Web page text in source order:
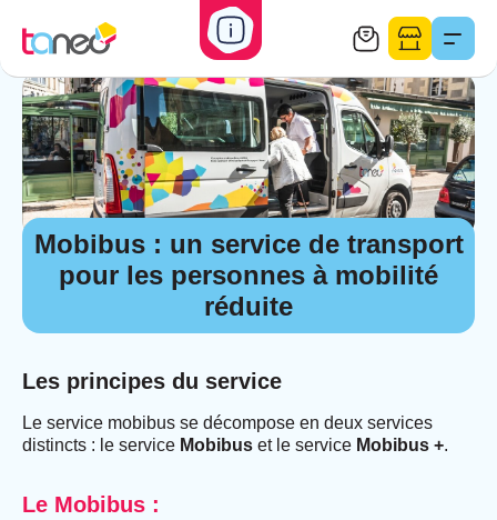
Taneo-
Ouvrir/fermer
l'alerte
Contact
E-
boutique
Menu
Accueil Services Mobibus
Mobibus : un service de transport
pour les personnes à mobilité
réduite
Les principes du service
Le service mobibus se décompose en deux services
distincts : le service Mobibus et le service Mobibus +.
Le Mobibus :